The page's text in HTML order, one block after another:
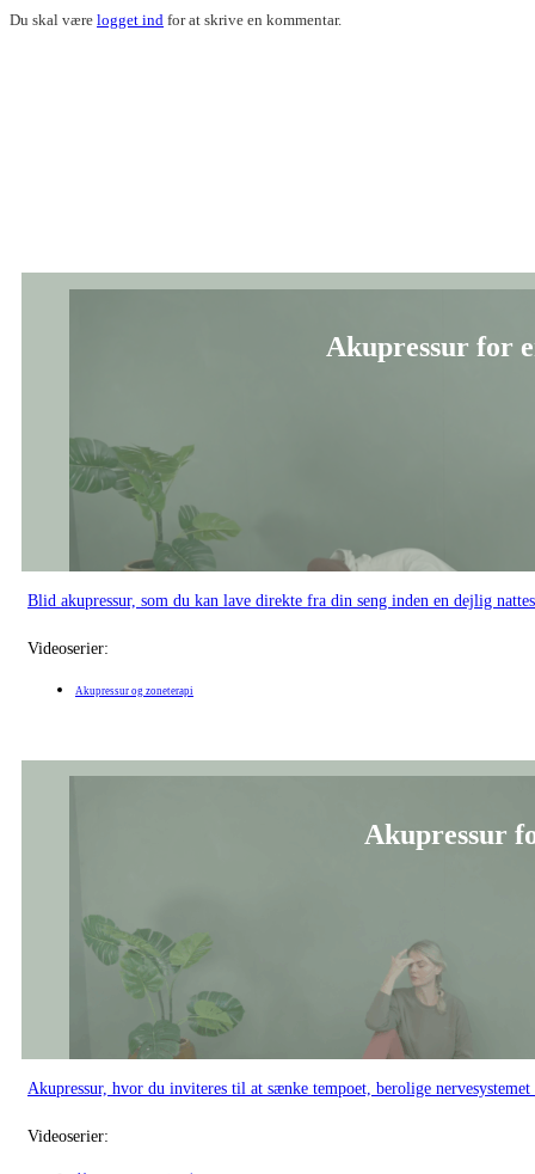
Du skal være logget ind for at skrive en kommentar.
Akupressur for
Blid akupressur, som du kan lave direkte fra din seng inden en dejlig
Videoserier:
Akupressur og zoneterapi
Akupressur
Akupressur, hvor du inviteres til at sænke tempoet, berolige
Videoserier: